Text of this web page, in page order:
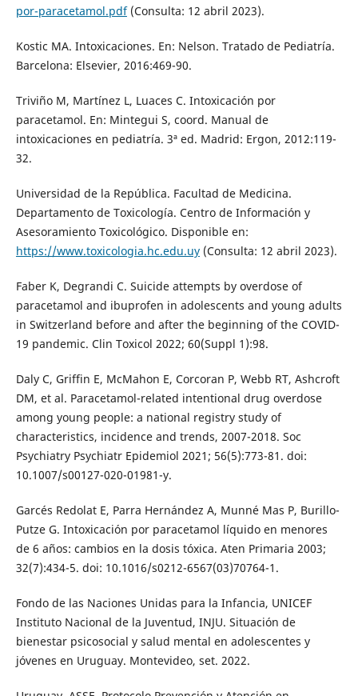
por-paracetamol.pdf(Consulta: 12 abril 2023).
Kostic MA. Intoxicaciones. En: Nelson. Tratado de Pediatría.
Barcelona: Elsevier, 2016:469-90.
Triviño M, Martínez L, Luaces C. Intoxicación por
paracetamol. En: Mintegui S, coord. Manual de
intoxicaciones en pediatría. 3ª ed. Madrid: Ergon, 2012:119-
32.
Universidad de la República. Facultad de Medicina.
Departamento de Toxicología. Centro de Información y
Asesoramiento Toxicológico. Disponible en:
https://www.toxicologia.hc.edu.uy(Consulta: 12 abril 2023).
Faber K, Degrandi C. Suicide attempts by overdose of
paracetamol and ibuprofen in adolescents and young adults
in Switzerland before and after the beginning of the COVID-
19 pandemic. Clin Toxicol 2022; 60(Suppl 1):98.
Daly C, Griffin E, McMahon E, Corcoran P, Webb RT, Ashcroft
DM, et al. Paracetamol-related intentional drug overdose
among young people: a national registry study of
characteristics, incidence and trends, 2007-2018. Soc
Psychiatry Psychiatr Epidemiol 2021; 56(5):773-81. doi:
10.1007/s00127-020-01981-y.
Garcés Redolat E, Parra Hernández A, Munné Mas P, Burillo-
Putze G. Intoxicación por paracetamol líquido en menores
de 6 años: cambios en la dosis tóxica. Aten Primaria 2003;
32(7):434-5. doi: 10.1016/s0212-6567(03)70764-1.
Fondo de las Naciones Unidas para la Infancia, UNICEF
Instituto Nacional de la Juventud, INJU. Situación de
bienestar psicosocial y salud mental en adolescentes y
jóvenes en Uruguay. Montevideo, set. 2022.